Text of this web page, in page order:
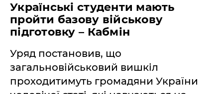
Українські студенти мають
пройти базову військову
підготовку – Кабмін
Уряд постановив, що
загальновійськовий вишкіл
проходитимуть громадяни України